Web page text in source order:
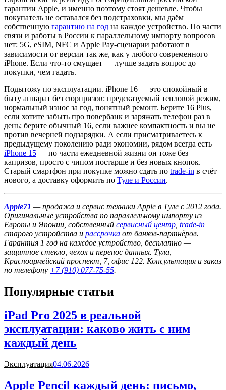
гарантии Apple, и именно поэтому стоят дешевле. Чтобы
покупатель не оставался без подстраховки, мы даём
собственную гарантию на год на каждое устройство. По части
связи и работы в России к параллельному импорту вопросов
нет: 5G, eSIM, NFC и Apple Pay-сценарии работают в
зависимости от версии так же, как у любого современного
iPhone. Если что-то смущает — лучше задать вопрос до
покупки, чем гадать.
Подытожу по эксплуатации. iPhone 16 — это спокойный в
быту аппарат без сюрпризов: предсказуемый тепловой режим,
нормальный износ за год, понятный ремонт. Берите 16 Plus,
если хотите забыть про повербанк и заряжать телефон раз в
день; берите обычный 16, если важнее компактность и вы не
против вечерней подзарядки. А если присматриваетесь к
предыдущему поколению ради экономии, рядом всегда есть
iPhone 15 — по части ежедневной жизни он тоже без
капризов, просто с чипом постарше и без новых кнопок.
Старый смартфон при покупке можно сдать по trade-in в счёт
нового, а доставку оформить по Туле и России.
Apple71 — продажа и сервис техники Apple в Туле с 2012 года.
Оригинальные устройства по параллельному импорту из
Европы и Японии, собственный сервисный центр, trade-in
старого устройства и рассрочка от банков-партнёров.
Гарантия 1 год на каждое устройство, бесплатно —
защитное стекло, чехол и перенос данных. Тула,
Красноармейский проспект, 7, офис 122. Консультация и заказ
по телефону +7 (910) 077-75-55.
Популярные статьи
iPad Pro 2025 в реальной
эксплуатации: каково жить с ним
каждый день
Эксплуатация04.06.2026
Apple Pencil каждый день: письмо,